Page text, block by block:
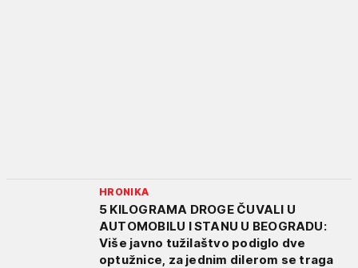
HRONIKA
5 KILOGRAMA DROGE ČUVALI U
AUTOMOBILU I STANU U BEOGRADU:
Više javno tužilaštvo podiglo dve
optužnice, za jednim dilerom se traga